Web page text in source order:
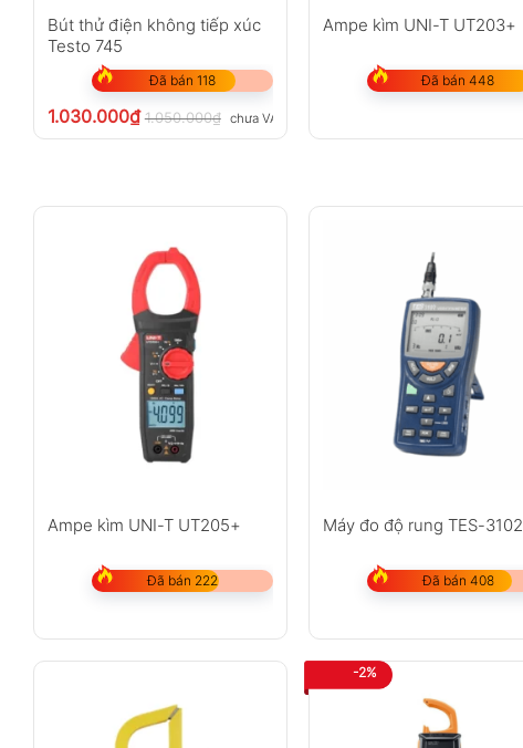
Bút thử điện không tiếp xúc
Testo 745
Đã bán 118
1.030.000₫ 1.050.000₫ chưa VAT 8%
Ampe kìm UNI-T UT203+
Đã bán 448
Ampe kìm UNI-T UT205+
Đã bán 222
Máy đo độ rung TES-3102
Đã bán 408
-2%